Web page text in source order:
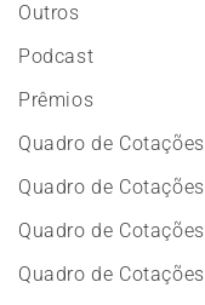
Outros
Podcast
Prêmios
Quadro de Cotações
Quadro de Cotações
Quadro de Cotações
Quadro de Cotações